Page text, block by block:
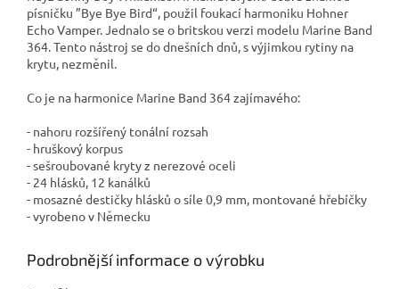
písničku ”Bye Bye Bird“, použil foukací harmoniku Hohner
Echo Vamper. Jednalo se o britskou verzi modelu Marine Band
364. Tento nástroj se do dnešních dnů, s výjimkou rytiny na
krytu, nezměnil.
Co je na harmonice Marine Band 364 zajímavého:
- nahoru rozšířený tonální rozsah
- hruškový korpus
- sešroubované kryty z nerezové oceli
- 24 hlásků, 12 kanálků
- mosazné destičky hlásků o síle 0,9 mm, montované hřebíčky
- vyrobeno v Německu
Podrobnější informace o výrobku